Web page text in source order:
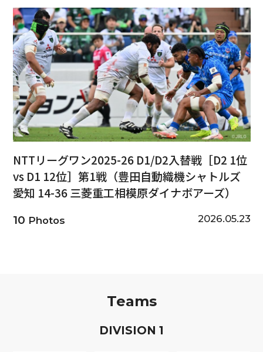
NTTリーグワン2025-26 D1/D2入替戦［D2 1位
vs D1 12位］第1戦（豊田自動織機シャトルズ
愛知 14-36 三菱重工相模原ダイナボアーズ）
10 Photos 2026.05.23
Teams
DIVISION 1